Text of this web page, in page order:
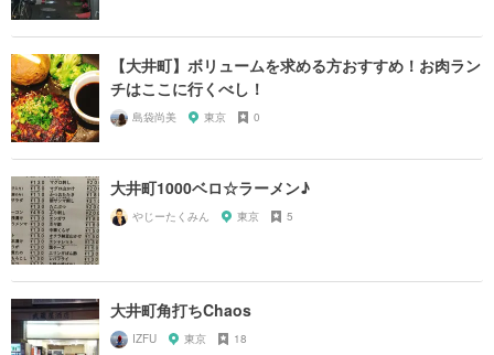
【大井町】ボリュームを求める方おすすめ！お肉ラン
チはここに行くべし！
島袋尚美 東京 0
大井町1000ベロ☆ラーメン♪
やじーたくみん 東京 5
大井町角打ちChaos
IZFU 東京 18